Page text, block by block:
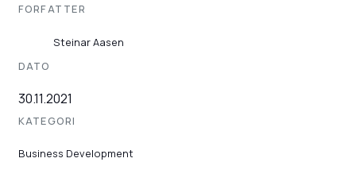
FORFATTER
Steinar Aasen
DATO
30.11.2021
KATEGORI
Business Development